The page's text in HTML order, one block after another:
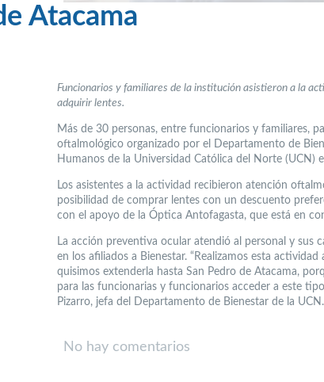
Atacama
Funcionarios y familiares de la institución asistieron a la
adquirir lentes.
Más de 30 personas, entre funcionarios y familiares,
oftalmológico organizado por el Departamento de
Humanos de la Universidad Católica del Norte (UCN)
Los asistentes a la actividad recibieron atención
posibilidad de comprar lentes con un descuento
con el apoyo de la Óptica Antofagasta, que está en
La acción preventiva ocular atendió al personal y sus
en los afiliados a Bienestar. “Realizamos esta
quisimos extenderla hasta San Pedro de Atacama,
para las funcionarias y funcionarios acceder a este
Pizarro, jefa del Departamento de Bienestar de la UCN.
No hay comentarios